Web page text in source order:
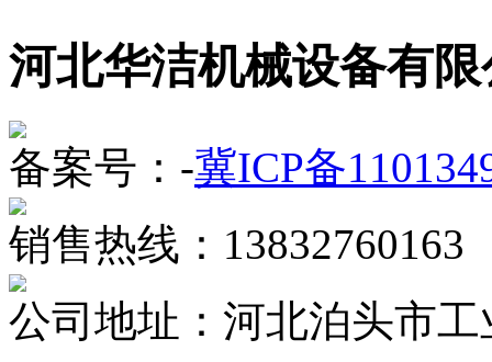
河北华洁机械设备有
备案号：-冀ICP备
销售热线：13832760163
公司地址：河北泊头市